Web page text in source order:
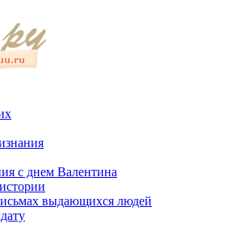
с днем Валентина
выдающихся людей